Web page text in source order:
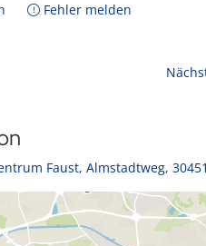
Fehler melden
Faust, Almstadtweg,